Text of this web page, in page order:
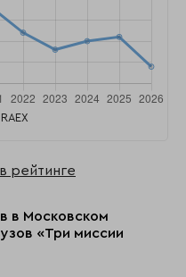
рейтинге
в Московском
«Три миссии